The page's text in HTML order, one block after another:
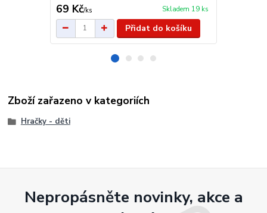
69 Kč/ks Skladem 19 ks
Přidat do košíku
Zboží zařazeno v kategoriích
Hračky - děti
Nepropásněte novinky, akce a